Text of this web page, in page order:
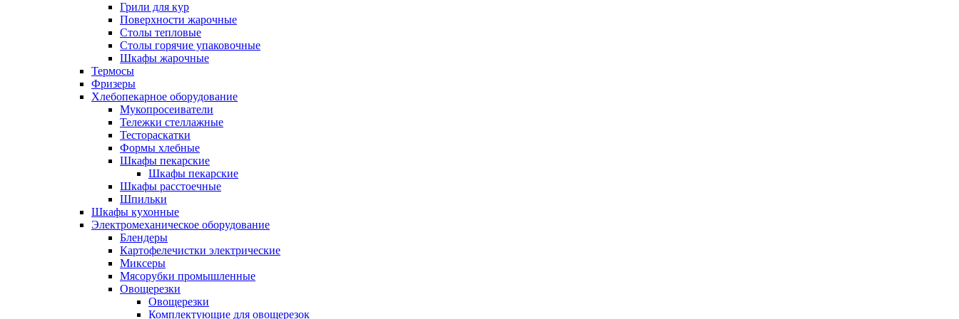
Грили для кур
Поверхности жарочные
Столы тепловые
Столы горячие упаковочные
Шкафы жарочные
Термосы
Фризеры
Хлебопекарное оборудование
Мукопросеиватели
Тележки стеллажные
Тестораскатки
Формы хлебные
Шкафы пекарские
Шкафы пекарские
Шкафы расстоечные
Шпильки
Шкафы кухонные
Электромеханическое оборудование
Блендеры
Картофелечистки электрические
Миксеры
Мясорубки промышленные
Овощерезки
Овощерезки
Комплектующие для овощерезок